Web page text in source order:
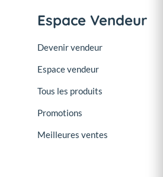
Espace Vendeur
Devenir vendeur
Espace vendeur
Tous les produits
Promotions
Meilleures ventes